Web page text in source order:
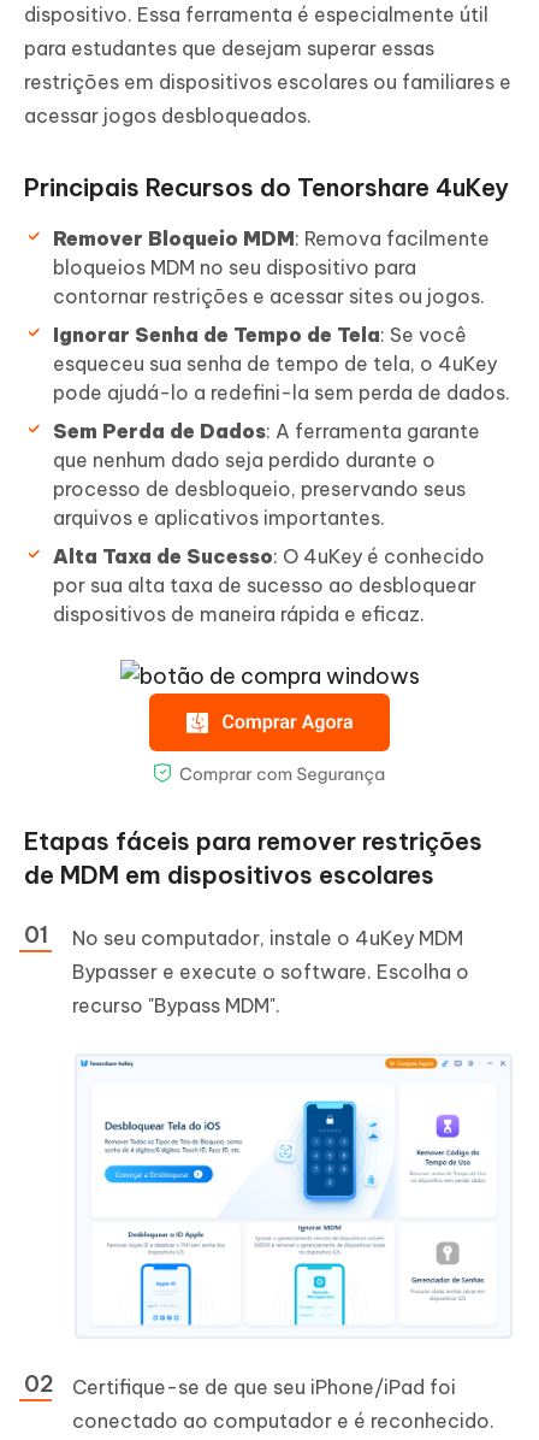
dispositivo. Essa ferramenta é especialmente útil
para estudantes que desejam superar essas
restrições em dispositivos escolares ou familiares e
acessar jogos desbloqueados.
Principais Recursos do Tenorshare 4uKey
Remover Bloqueio MDM: Remova facilmente
bloqueios MDM no seu dispositivo para
contornar restrições e acessar sites ou jogos.
Ignorar Senha de Tempo de Tela: Se você
esqueceu sua senha de tempo de tela, o 4uKey
pode ajudá-lo a redefini-la sem perda de dados.
Sem Perda de Dados: A ferramenta garante
que nenhum dado seja perdido durante o
processo de desbloqueio, preservando seus
arquivos e aplicativos importantes.
Alta Taxa de Sucesso: O 4uKey é conhecido
por sua alta taxa de sucesso ao desbloquear
dispositivos de maneira rápida e eficaz.
Etapas fáceis para remover restrições
de MDM em dispositivos escolares
No seu computador, instale o 4uKey MDM
Bypasser e execute o software. Escolha o
recurso "Bypass MDM".
Certifique-se de que seu iPhone/iPad foi
conectado ao computador e é reconhecido.